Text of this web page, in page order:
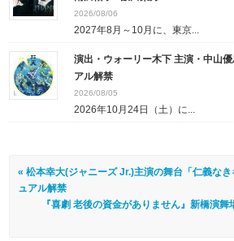
2026/08/06
2027年8月～10月に、東京...
演出・ウォーリー木下 主演・中山
アル解禁
2026/08/05
2026年10月24日（土）に...
« 松本幸大(ジャニーズ Jr.)主演の舞台「仁義な
ュアル解禁
『喜劇 老後の資金がありません』新橋演